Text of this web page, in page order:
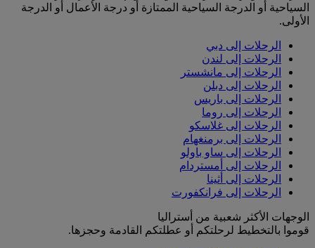
السياحية أو الدرجة السياحية الممتازة أو درجة الأعمال أو الدرجة
الأولى.
الرحلات إلى دبي
الرحلات إلى لندن
الرحلات إلى مانشستر
الرحلات إلى دبلن
الرحلات إلى باريس
الرحلات إلى روما
الرحلات إلى غلاسكو
الرحلات إلى برمنغهام
الرحلات إلى ساو باولو
الرحلات إلى أمستردام
الرحلات إلى أثينا
الرحلات إلى فرانكفورت
الوجهات الأكثر شعبية من أستراليا
قوموا بالتخطيط لرحلتكم أو عطلتكم القادمة وحجزها.